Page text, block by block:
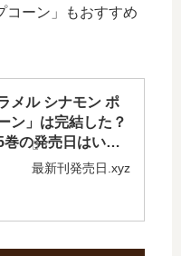
コーン」もおすすめ
メル シナモン ポ
ン」は完結した？
巻の発売日はい
最新刊発売日.xyz